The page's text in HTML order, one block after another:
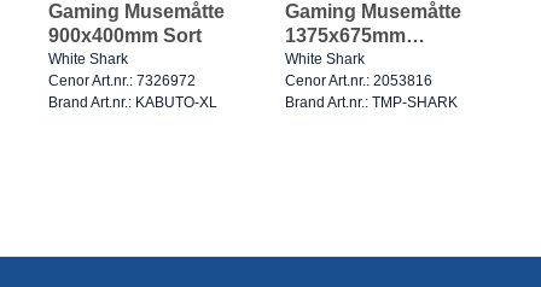
Gaming Musemåtte
900x400mm Sort
White Shark
Cenor Art.nr.: 7326972
Brand Art.nr.: KABUTO-XL
Gaming Musemåtte
1375x675mm
Sort/Hvid
White Shark
Cenor Art.nr.: 2053816
Brand Art.nr.: TMP-SHARK